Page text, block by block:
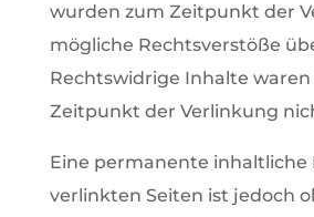
wurden zum Zeitpunkt der
mögliche Rechtsverstöße
Rechtswidrige Inhalte waren
Zeitpunkt der Verlinkung
Eine permanente inhaltliche
verlinkten Seiten ist jedoch